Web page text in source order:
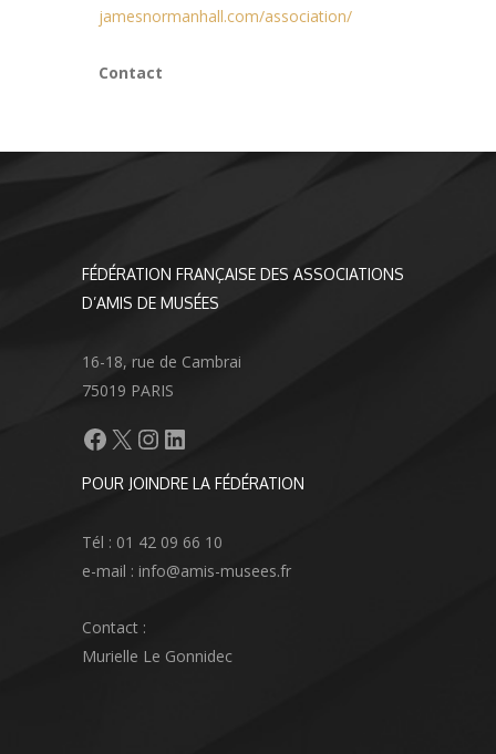
jamesnormanhall.com/association/
Contact
FÉDÉRATION FRANÇAISE DES ASSOCIATIONS
D’AMIS DE MUSÉES
16-18, rue de Cambrai
75019 PARIS
Facebook
X Instagram
LinkedIn
POUR JOINDRE LA FÉDÉRATION
Tél : 01 42 09 66 10
e-mail : info@amis-musees.fr
Contact :
Murielle Le Gonnidec